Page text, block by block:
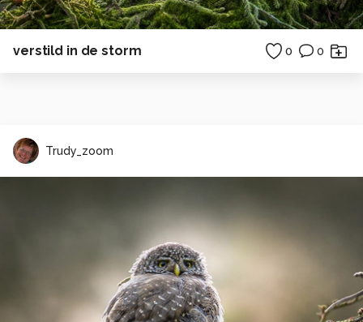
verstild in de storm 0 0
Trudy_zoom